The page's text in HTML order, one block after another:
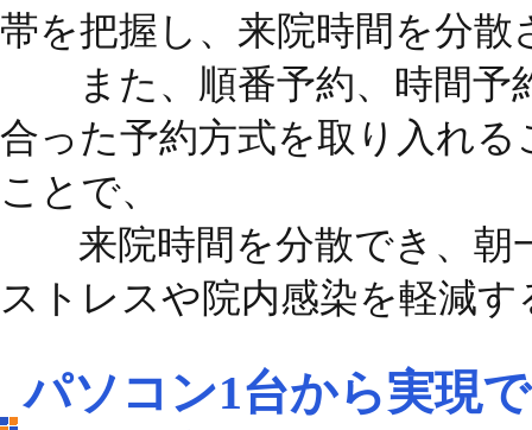
帯を把握し、来院時間を分
また、順番予約、時間予
合った予約方式を取り入れ
ことで、
来院時間を分散でき、朝
ストレスや院内感染を軽減
パソコン1台から実現